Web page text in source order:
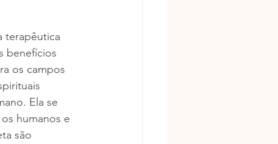
terapêutica
benefícios
os campos
Ela se
humanos e
são